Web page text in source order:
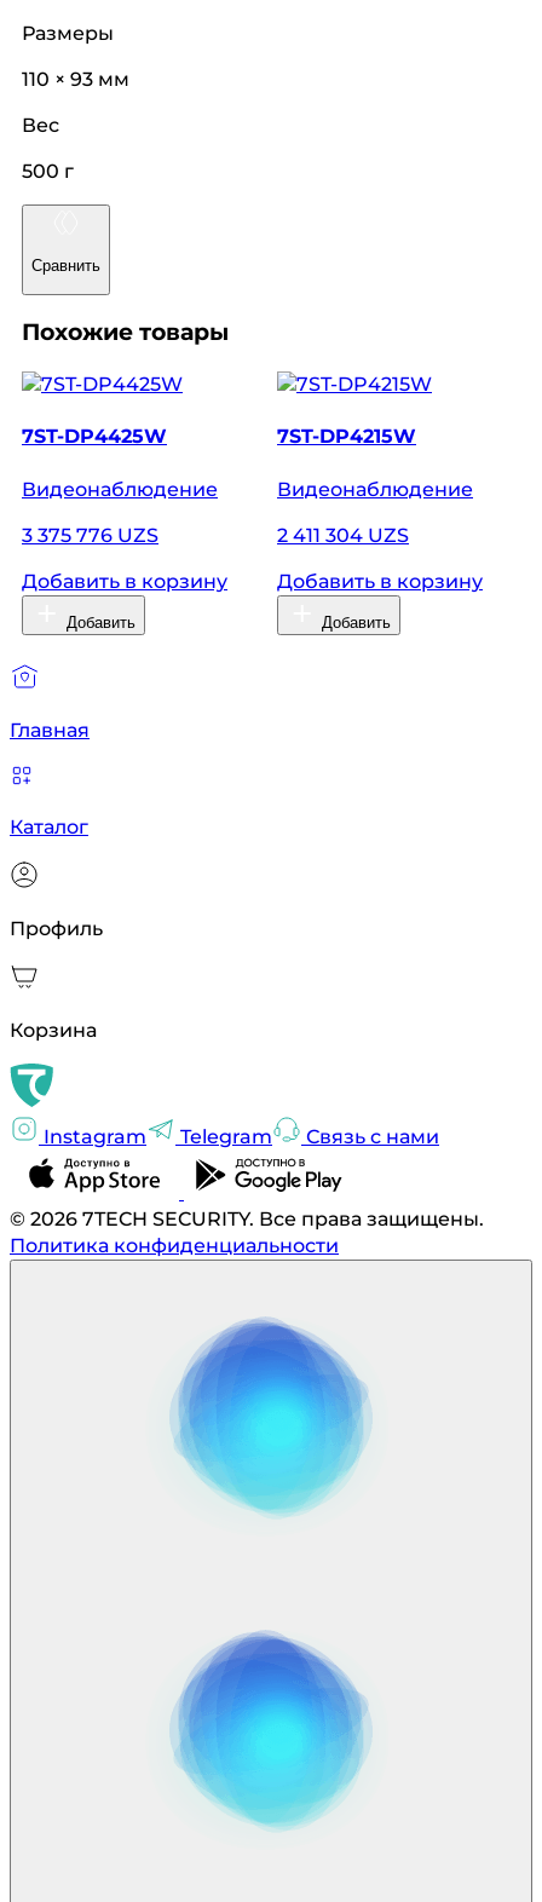
Размеры
110 × 93 мм
Вес
500 г
Сравнить
Похожие товары
7ST-DP4425W
Видеонаблюдение
3 375 776 UZS
Добавить в корзину
Добавить
7ST-DP4215W
Видеонаблюдение
2 411 304 UZS
Добавить в корзину
Добавить
Главная
Каталог
Профиль
Корзина
Instagram Telegram Связь с нами
© 2026 7TECH SECURITY. Все права защищены.
Политика конфиденциальности